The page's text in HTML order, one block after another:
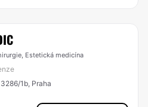
Estetická medicína
1b, Praha